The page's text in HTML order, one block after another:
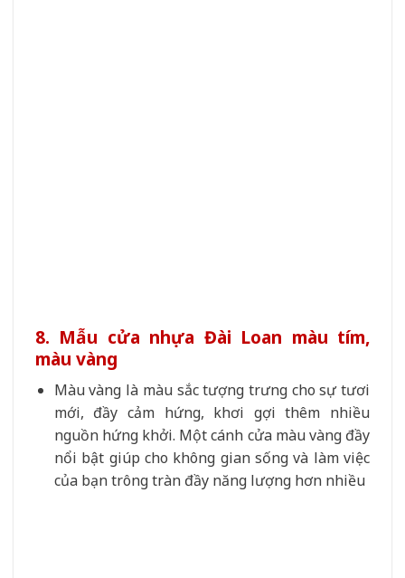
8. Mẫu cửa nhựa Đài Loan màu tím,
màu vàng
Màu vàng là màu sắc tượng trưng cho sự tươi
mới, đầy cảm hứng, khơi gợi thêm nhiều
nguồn hứng khởi. Một cánh cửa màu vàng đầy
nổi bật giúp cho không gian sống và làm việc
của bạn trông tràn đầy năng lượng hơn nhiều